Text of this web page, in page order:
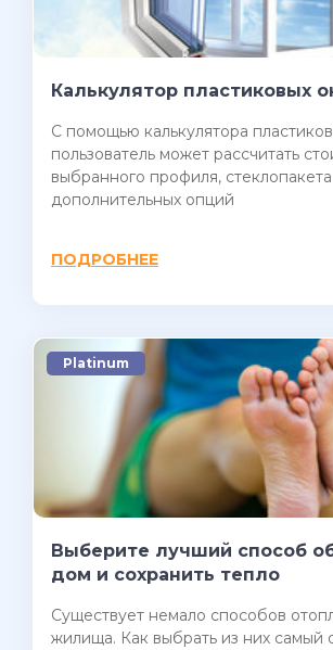
Калькулятор пластиковых
C помощью калькулятора
пользователь может рассчитать
выбранного профиля,
дополнительных опций
ПОДРОБНЕЕ
Platinum
Выберите лучший способ
дом и сохранить тепло
Существует немало способов
жилища. Как выбрать из них самый